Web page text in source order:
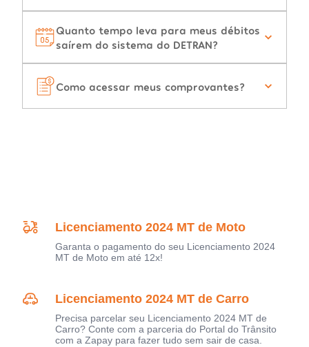
Quanto tempo leva para meus débitos
saírem do sistema do DETRAN?
Como acessar meus comprovantes?
Licenciamento 2024 MT de Moto
Garanta o pagamento do seu Licenciamento 2024
MT de Moto em até 12x!
Licenciamento 2024 MT de Carro
Precisa parcelar seu Licenciamento 2024 MT de
Carro? Conte com a parceria do Portal do Trânsito
com a Zapay para fazer tudo sem sair de casa.